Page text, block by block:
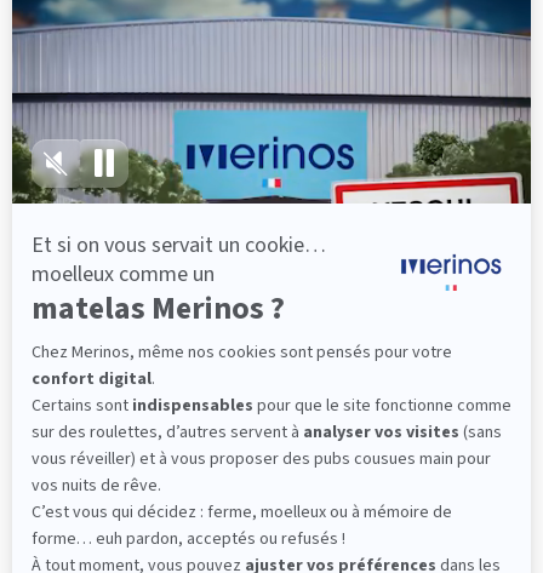
Pencil vous assure tout son soutien. Avec les
épaules, le dos et le bassin qui reposent sur ses
lattes, vous évitez les douleurs au petit matin.
(10 avis)
501,00 €
Livraison gratuite
Fabrication Française